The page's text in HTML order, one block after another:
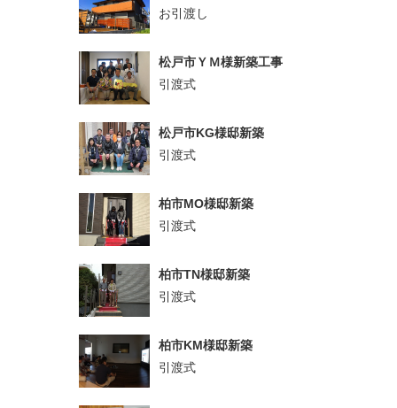
お引渡し
松戸市ＹＭ様新築工事
引渡式
松戸市KG様邸新築
引渡式
柏市MO様邸新築
引渡式
柏市TN様邸新築
引渡式
柏市KM様邸新築
引渡式